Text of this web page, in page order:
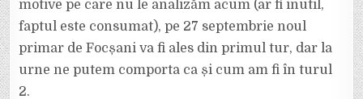
motive pe care nu le analizăm acum (ar fi inutil,
faptul este consumat), pe 27 septembrie noul
primar de Focșani va fi ales din primul tur, dar la
urne ne putem comporta ca și cum am fi în turul
2.